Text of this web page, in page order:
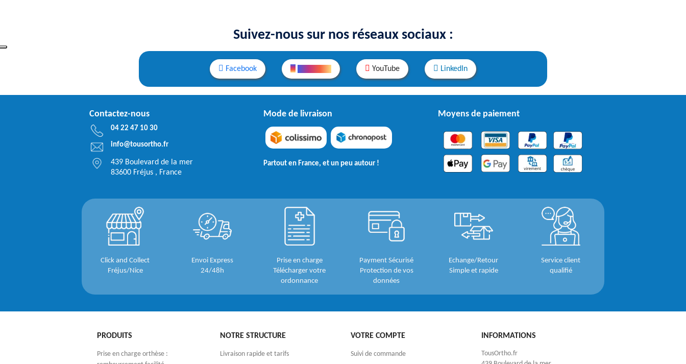
Suivez-nous sur nos réseaux sociaux :
Facebook YouTube LinkedIn
Contactez-nous
04 22 47 10 30
info@tousortho.fr
439 Boulevard de la mer
83600 Fréjus , France
Mode de livraison
Partout en France, et un peu autour !
Moyens de paiement
Click and Collect
Fréjus/Nice
Envoi Express
24/48h
Prise en charge
Télécharger votre
ordonnance
Payment Sécurisé
Protection de vos
données
Echange/Retour
Simple et rapide
Service client
qualifié
PRODUITS
Prise en charge orthèse :
NOTRE STRUCTURE
Livraison rapide et tarifs
VOTRE COMPTE
Suivi de commande
INFORMATIONS
TousOrtho.fr